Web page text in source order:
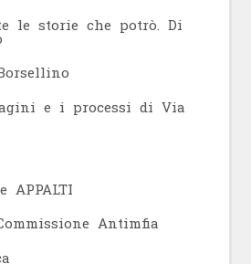
le storie che potrò. Di
e i processi di Via
APPALTI
Antimfia